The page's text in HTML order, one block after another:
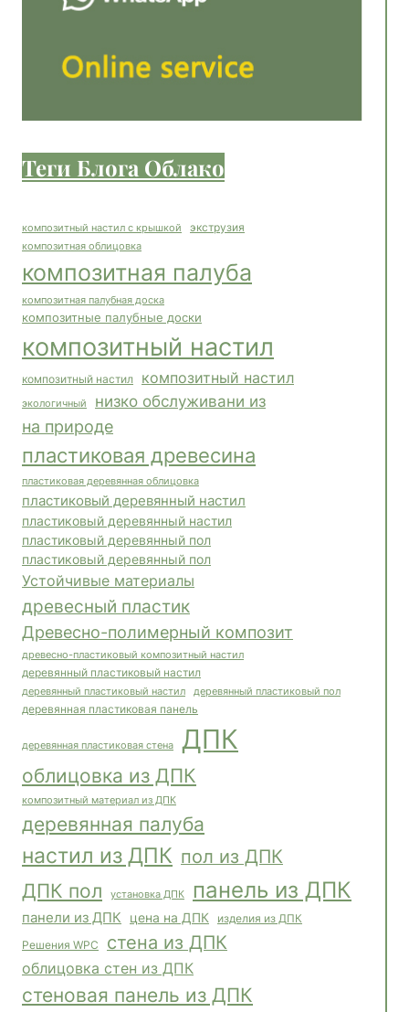
Теги Блога Облако
композитный настил с крышкой экструзия
композитная облицовка
композитная палуба
композитная палубная доска
композитные палубные доски
композитный настил
композитный настил композитный настил
экологичный низко обслуживани из
на природе
пластиковая древесина
пластиковая деревянная облицовка
пластиковый деревянный настил
пластиковый деревянный настил
пластиковый деревянный пол
пластиковый деревянный пол
Устойчивые материалы
древесный пластик
Древесно-полимерный композит
древесно-пластиковый композитный настил
деревянный пластиковый настил
деревянный пластиковый настил деревянный пластиковый пол
деревянная пластиковая панель
деревянная пластиковая стена ДПК
облицовка из ДПК
композитный материал из ДПК
деревянная палуба
настил из ДПК пол из ДПК
ДПК пол установка ДПК панель из ДПК
панели из ДПК цена на ДПК изделия из ДПК
Решения WPC стена из ДПК
облицовка стен из ДПК
стеновая панель из ДПК